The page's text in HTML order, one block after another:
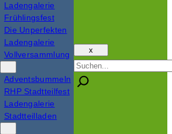
Ladengalerie
Frühlingsfest
Die Unperfekten
Ladengalerie
Vollversammlung
Adventsbummeln
RHP Stadtteilfest
Ladengalerie
Stadtteilladen
x
Suchen